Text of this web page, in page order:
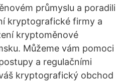
průmyslu a poradili
kryptografické firmy a
kryptoměnové
Můžeme vám pomoci
a regulačními
kryptografický obchod